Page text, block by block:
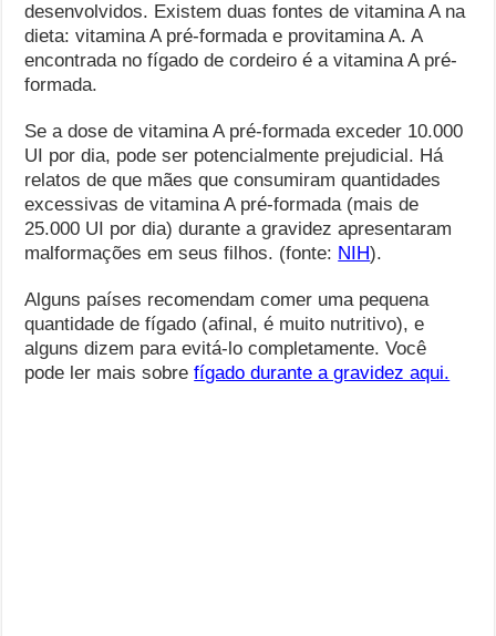
desenvolvidos. Existem duas fontes de vitamina A na
dieta: vitamina A pré-formada e provitamina A. A
encontrada no fígado de cordeiro é a vitamina A pré-
formada.
Se a dose de vitamina A pré-formada exceder 10.000
UI por dia, pode ser potencialmente prejudicial. Há
relatos de que mães que consumiram quantidades
excessivas de vitamina A pré-formada (mais de
25.000 UI por dia) durante a gravidez apresentaram
malformações em seus filhos. (fonte: NIH).
Alguns países recomendam comer uma pequena
quantidade de fígado (afinal, é muito nutritivo), e
alguns dizem para evitá-lo completamente. Você
pode ler mais sobrefígado durante a gravidez aqui.